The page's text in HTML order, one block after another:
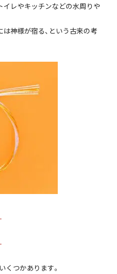
イレやキッチンなどの水周りや
は神様が宿る、という古来の考
くつかあります。